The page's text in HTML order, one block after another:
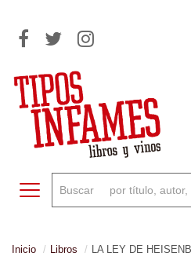
Toggle navigation
Inicio Libros LA LEY DE